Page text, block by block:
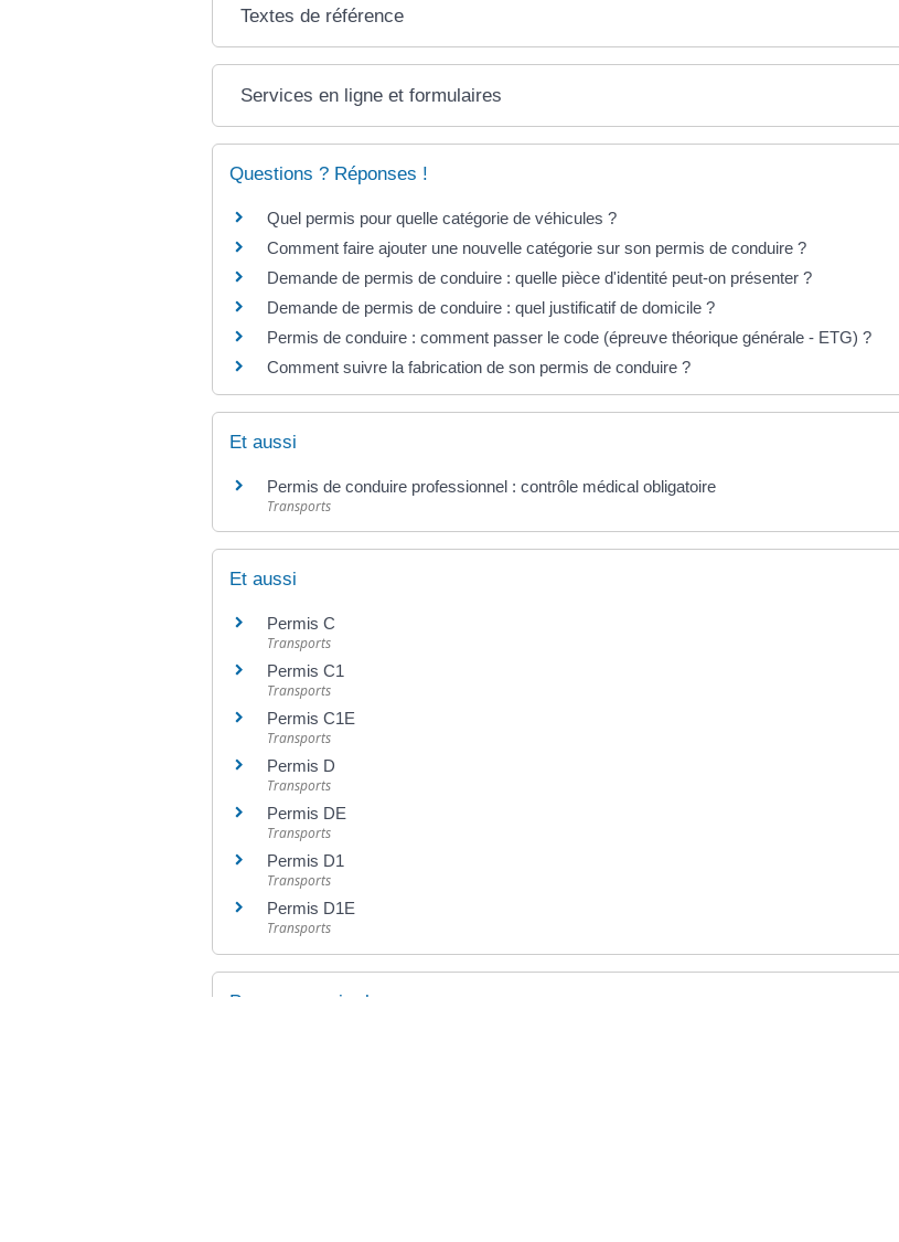
Textes de référence
Services en ligne et formulaires
Questions ? Réponses !
Quel permis pour quelle catégorie de véhicules ?
Comment faire ajouter une nouvelle catégorie sur son permis de conduire ?
Demande de permis de conduire : quelle pièce d'identité peut-on présenter ?
Demande de permis de conduire : quel justificatif de domicile ?
Permis de conduire : comment passer le code (épreuve théorique générale - ETG) ?
Comment suivre la fabrication de son permis de conduire ?
Et aussi
Permis de conduire professionnel : contrôle médical obligatoire
Transports
Et aussi
Permis C
Transports
Permis C1
Transports
Permis C1E
Transports
Permis D
Transports
Permis DE
Transports
Permis D1
Transports
Permis D1E
Transports
Pour en savoir plus